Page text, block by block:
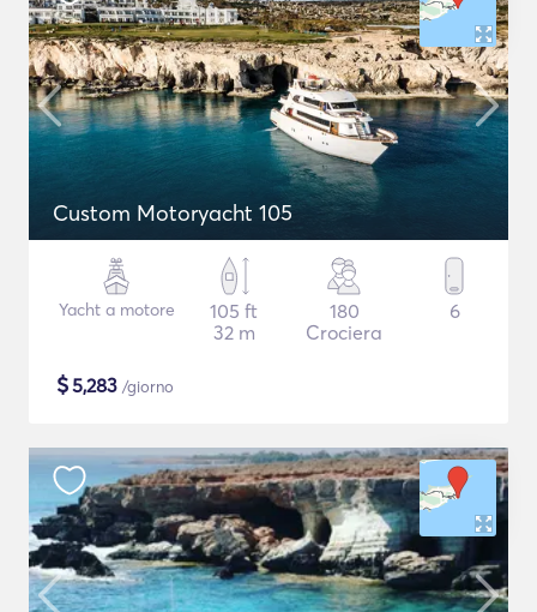
Custom Motoryacht 105
Yacht a motore
105 ft
32 m
180
Crociera
6
$5,283 /giorno